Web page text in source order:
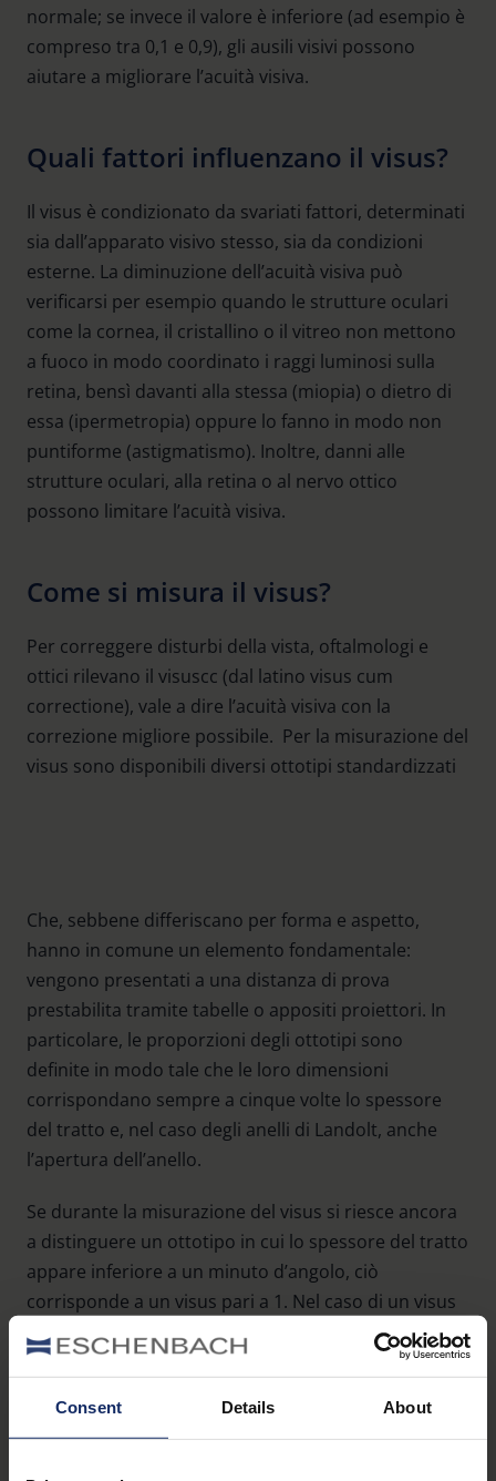
Consent Details About
normale; se invece il valore è inferiore (ad esempio è
compreso tra 0,1 e 0,9), gli ausili visivi possono
aiutare a migliorare l’acuità visiva.
Quali fattori influenzano il visus?
Il visus è condizionato da svariati fattori, determinati
sia dall’apparato visivo stesso, sia da condizioni
esterne. La diminuzione dell’acuità visiva può
verificarsi per esempio quando le strutture oculari
come la cornea, il cristallino o il vitreo non mettono
a fuoco in modo coordinato i raggi luminosi sulla
retina, bensì davanti alla stessa (miopia) o dietro di
essa (ipermetropia) oppure lo fanno in modo non
puntiforme (astigmatismo). Inoltre, danni alle
strutture oculari, alla retina o al nervo ottico
possono limitare l’acuità visiva.
Come si misura il visus?
Per correggere disturbi della vista, oftalmologi e
ottici rilevano il visuscc (dal latino visus cum
correctione), vale a dire l’acuità visiva con la
correzione migliore possibile. Per la misurazione del
visus sono disponibili diversi ottotipi standardizzati
Anelli di Landolt
e di Snellen
Che, sebbene differiscano per forma e aspetto,
hanno in comune un elemento fondamentale:
vengono presentati a una distanza di prova
prestabilita tramite tabelle o appositi proiettori. In
particolare, le proporzioni degli ottotipi sono
definite in modo tale che le loro dimensioni
corrispondano sempre a cinque volte lo spessore
del tratto e, nel caso degli anelli di Landolt, anche
l’apertura dell’anello.
Se durante la misurazione del visus si riesce ancora
a distinguere un ottotipo in cui lo spessore del tratto
appare inferiore a un minuto d’angolo, ciò
corrisponde a un visus pari a 1. Nel caso di un visus
pari solo a 0,5, l’ottotipo deve essere di dimensione
doppia per poter essere riconosciuto.
Quando gli occhiali non bastano